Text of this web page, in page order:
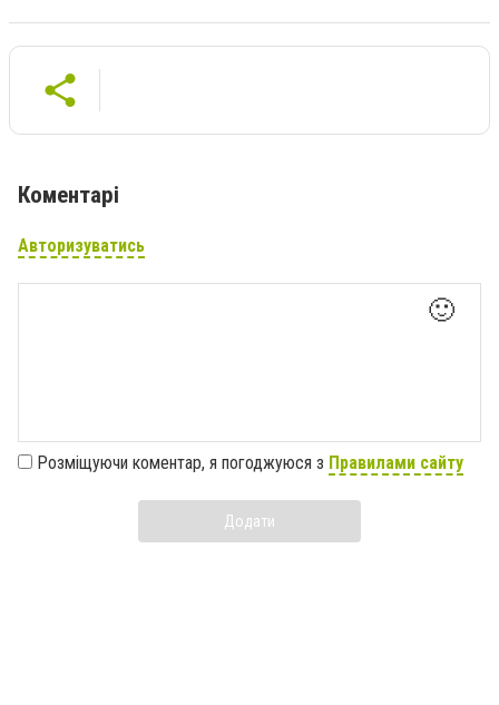
Коментарі
Авторизуватись
🙂
Розміщуючи коментар, я погоджуюся з Правилами сайту
Додати